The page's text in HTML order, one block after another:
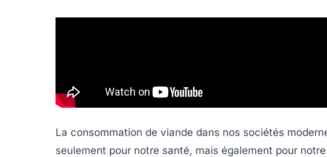
La consommation de viande dans nos sociétés
seulement pour notre santé, mais également pour